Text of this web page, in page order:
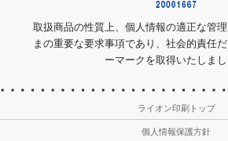
取扱商品の性質上、個人情報の適正な管
まの重要な要求事項であり、社会的責任
ーマークを取得いたしまし
ライオン印刷トップ
個人情報保護方針